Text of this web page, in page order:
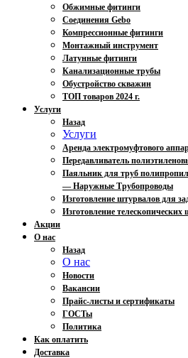
Обжимные фитинги
Соединения Gebo
Компрессионные фитинги
Монтажный инструмент
Латунные фитинги
Канализационные трубы
Обустройство скважин
ТОП товаров 2024 г.
Услуги
Назад
Услуги
Аренда электромуфтового
Передавливатель
Паяльник для труб
— Наружные Трубопроводы
Изготовление штурвалов для
Изготовление телескопических
Акции
О нас
Назад
О нас
Новости
Вакансии
Прайс-листы и сертификаты
ГОСТы
Политика
Как оплатить
Доставка